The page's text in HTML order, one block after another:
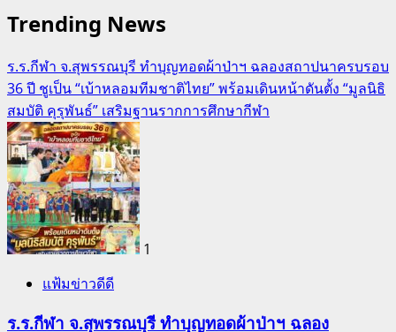
Trending News
ร.ร.กีฬา จ.สุพรรณบุรี ทำบุญทอดผ้าป่าฯ ฉลองสถาปนาครบรอบ
36 ปี ชูเป็น “เบ้าหลอมทีมชาติไทย” พร้อมเดินหน้าดันตั้ง “มูลนิธิ
สมบัติ คุรุพันธ์” เสริมฐานรากการศึกษากีฬา
1
แฟ้มข่าวดีดี
ร.ร.กีฬา จ.สุพรรณบุรี ทำบุญทอดผ้าป่าฯ ฉลอง